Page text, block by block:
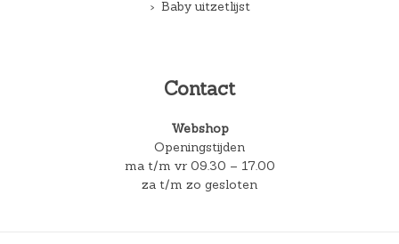
Baby uitzetlijst
Contact
Webshop
Openingstijden
ma t/m vr 09.30 – 17.00
za t/m zo gesloten